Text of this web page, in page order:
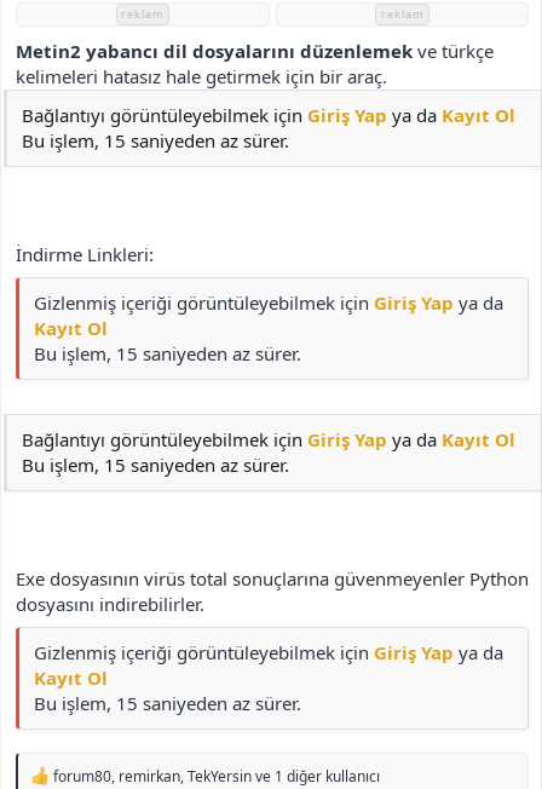
i
reklam reklam
Metin2 yabancı dil dosyalarını düzenlemek ve türkçe
kelimeleri hatasız hale getirmek için bir araç.
Bağlantıyı görüntüleyebilmek için Giriş Yap ya da Kayıt Ol
Bu işlem, 15 saniyeden az sürer.
İndirme Linkleri:
Gizlenmiş içeriği görüntüleyebilmek için Giriş Yap ya da
Kayıt Ol
Bu işlem, 15 saniyeden az sürer.
Bağlantıyı görüntüleyebilmek için Giriş Yap ya da Kayıt Ol
Bu işlem, 15 saniyeden az sürer.
Exe dosyasının virüs total sonuçlarına güvenmeyenler Python
dosyasını indirebilirler.
Gizlenmiş içeriği görüntüleyebilmek için Giriş Yap ya da
Kayıt Ol
Bu işlem, 15 saniyeden az sürer.
T
forum80, remirkan,TekYersinve 1 diğer kullanıcı